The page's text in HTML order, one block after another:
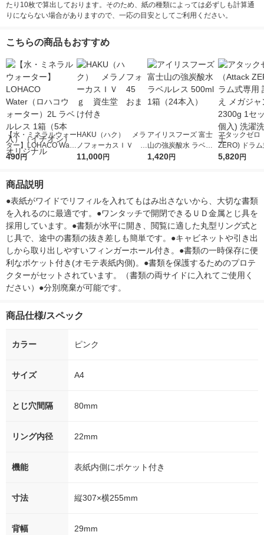
たり10枚で算出しております。そのため、紙の種類によっては必ずしも計算通
りにならない場合がありますので、一応の目安としてご利用ください。
こちらの商品もおすすめ
【水・ミネラルウォー
ター】LOHACO Wate
r（ロハコウォータ
シ） オリジナル
490円
HAKU（ハク） メラ
ノフォーカスＩＶ 4
5ｇ 資生堂 おまけ
11,000円
アイリスフーズ 富士
山の強炭酸水 ラベル
レス 500ml 1箱（24
1,420円
アタックゼロ
ZERO) ドラ
詰め替え メガ
5,820円
商品説明
●表紙がワイドでリフィルを入れてもはみ出さないから、大切な書類
を入れるのに最適です。●ワンタッチで開閉できるＵＤ金属とじ具を
採用しています。●書類が水平に開き、閲覧に適した丸型リング式と
じ具で、途中の書類の抜き差しも簡単です。●キャビネットや引き出
しから取り出しやすいフィンガーホール付き。●書類の一時保存に便
利なポケット付き(オモテ表紙内側)。●書類を保護するためのプロテ
クターがセットされています。（書類の両サイドに入れてご使用く
ださい）●分別廃棄が可能です。
商品仕様/スペック
カラー ピンク
サイズ A4
とじ穴間隔 80mm
リング内径 22mm
機能 表紙内側にポケット付き
寸法 縦307×横255mm
背幅 29mm